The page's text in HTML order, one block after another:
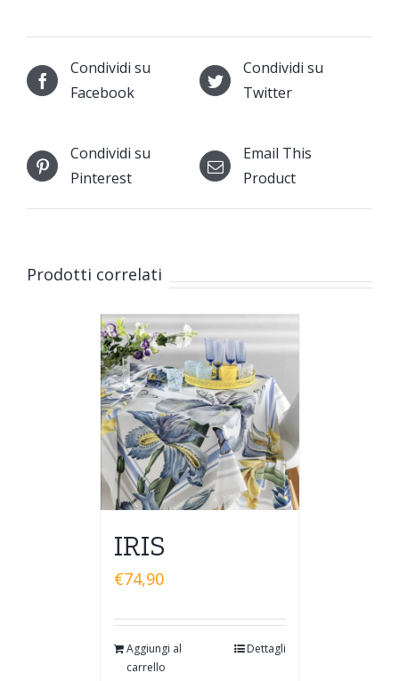
Condividi su
Facebook
Condividi su
Twitter
Condividi su
Pinterest
Email This
Product
Prodotti correlati
IRIS
€74,90
Aggiungi al
carrello
Dettagli